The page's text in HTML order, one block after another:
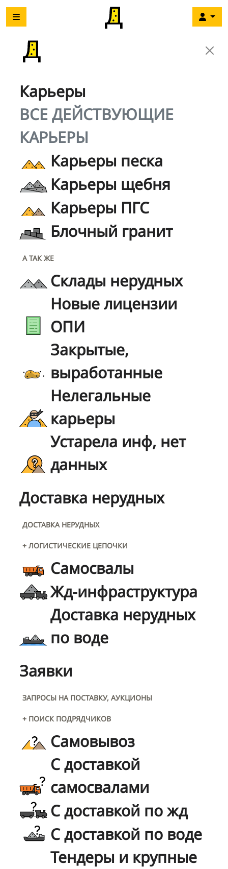
Карьеры
ВСЕ ДЕЙСТВУЮЩИЕ
КАРЬЕРЫ
Карьеры песка
Карьеры щебня
Карьеры ПГС
Блочный гранит
А ТАК ЖЕ
Склады нерудных
Новые лицензии
ОПИ
Закрытые,
выработанные
Нелегальные
карьеры
Устарела инф, нет
данных
Доставка нерудных
ДОСТАВКА НЕРУДНЫХ
+ ЛОГИСТИЧЕСКИЕ ЦЕПОЧКИ
Самосвалы
Жд-инфраструктура
Доставка нерудных
по воде
Заявки
ЗАПРОСЫ НА ПОСТАВКУ, АУКЦИОНЫ
+ ПОИСК ПОДРЯДЧИКОВ
Самовывоз
С доставкой
самосвалами
С доставкой по жд
С доставкой по воде
Тендеры и крупные